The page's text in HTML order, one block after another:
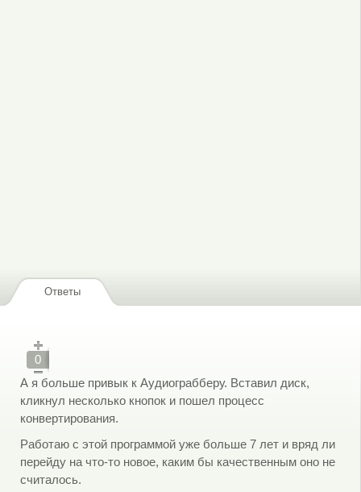
Ответы
0
А я больше привык к Аудиограбберу. Вставил диск,
кликнул несколько кнопок и пошел процесс
конвертирования.
Работаю с этой программой уже больше 7 лет и вряд ли
перейду на что-то новое, каким бы качественным оно не
считалось.